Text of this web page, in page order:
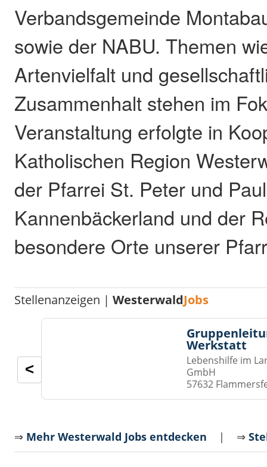
Verbandsgemeinde
sowie der NABU. Themen
Artenvielfalt und
Zusammenhalt stehen im
Veranstaltung erfolgte in
Katholischen Region
der Pfarrei St. Peter und Paul
Kannenbäckerland und der
besondere Orte unserer
Stellenanzeigen |WesterwaldJobs
Werkstatt
Lebenshilfe im
GmbH
57632
<
⇒ Mehr Westerwald Jobs entdecken | ⇒